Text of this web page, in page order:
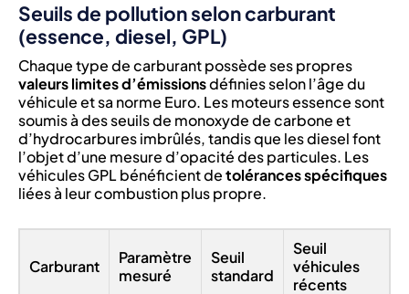
Seuils de pollution selon carburant
(essence, diesel, GPL)
Chaque type de carburant possède ses propres
valeurs limites d’émissionsdéfinies selon l’âge du
véhicule et sa norme Euro. Les moteurs essence sont
soumis à des seuils de monoxyde de carbone et
d’hydrocarbures imbrûlés, tandis que les diesel font
l’objet d’une mesure d’opacité des particules. Les
véhicules GPL bénéficient detolérances spécifiques
liées à leur combustion plus propre.
Carburant
Paramètre
mesuré
Seuil
standard
Seuil
véhicules
récents